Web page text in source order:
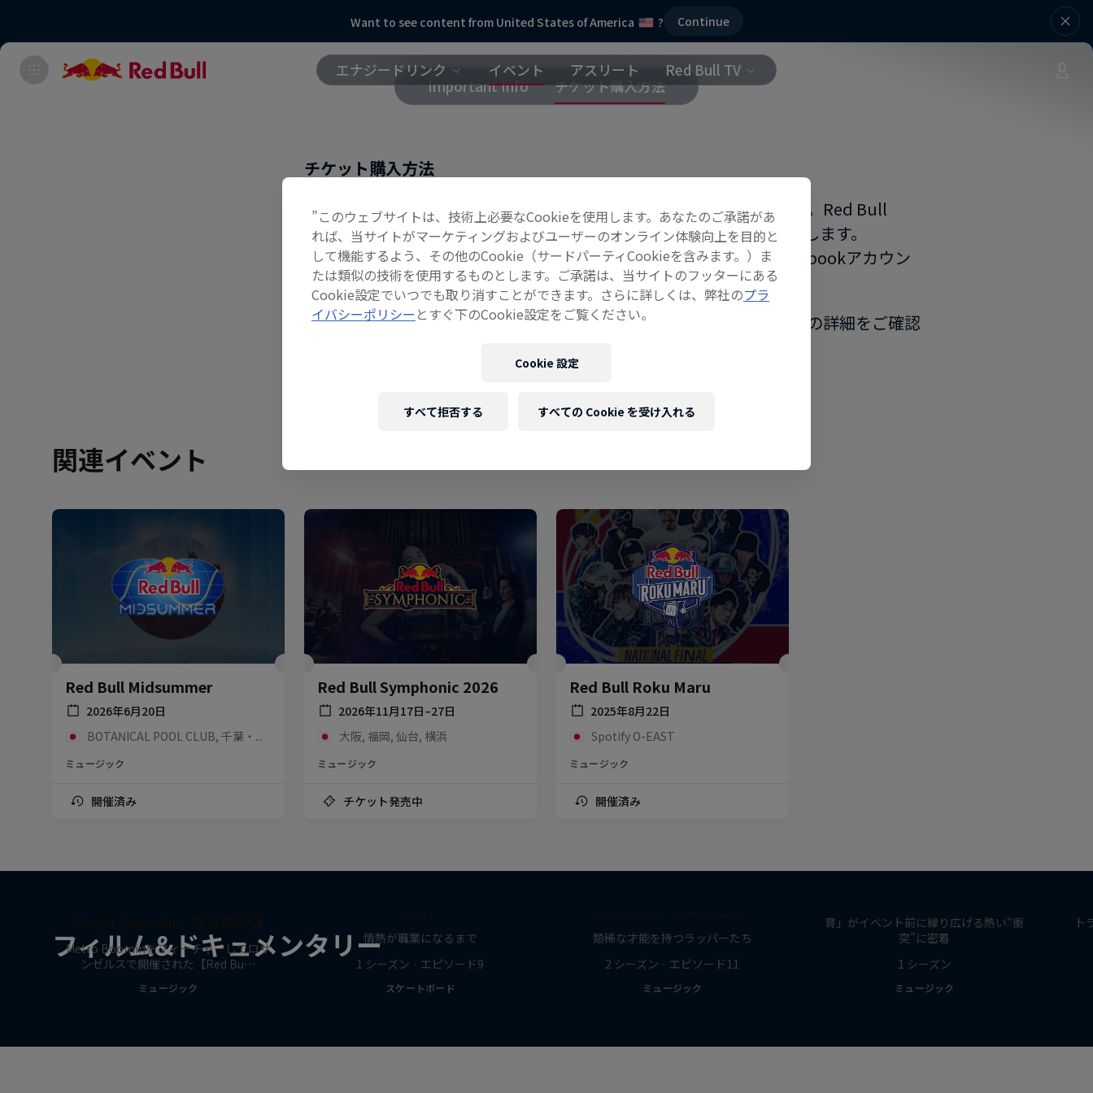
Want to see content from United States of America ? Continue
エナジードリンク イベント アスリート
Red Bull TV
Important Info
チケット購入方法
チケット購入方法
イベントページ内の赤いログイン・チケットボタンをクリックします。Red Bull
Musicアカウントにログインし、メッセージに従ってチケットを購入します。
Red Bull Musicアカウントをまだ持っていない場合は、ご自身のFacebookアカウン
ト、Twitterアカウント、またはEmailアドレスから簡単に作れます。
※イベントにより参加方法が異なります。それぞれのイベントページの詳細をご確認
関連イベント
Red Bull Midsummer
2026年6月20日
BOTANICAL POOL CLUB, 千葉・内房, 日本
ミュージック
開催済み
Red Bull Symphonic 2026
2026年11月17日–27日
大阪, 福岡, 仙台, 横浜
ミュージック
チケット発売中
Red Bull Roku Maru
2025年8月22日
Spotify O-EAST
ミュージック
開催済み
フィルム&ドキュメンタリー
Metro Boominをフィーチャーしてロサ
ンゼルスで開催された【Red Bu…
ミュージック
情熱が職業になるまで
1 シーズン · エピソード9
スケートボード
類稀な才能を持つラッパーたち
2 シーズン · エピソード11
ミュージック
育」がイベント前に繰り広げる熱い“衝
突”に密着
1 シーズン
ミュージック
ト
”このウェブサイトは、技術上必要なCookieを使用します。あなたのご承諾があ
れば、当サイトがマーケティングおよびユーザーのオンライン体験向上を目的と
して機能するよう、その他のCookie（サードパーティCookieを含みます。）ま
たは類似の技術を使用するものとします。ご承諾は、当サイトのフッターにある
Cookie設定でいつでも取り消すことができます。さらに詳しくは、弊社のプラ
イバシーポリシー とすぐ下のCookie設定をご覧ください。
Cookie 設定
すべて拒否する すべての Cookie を受け入れる